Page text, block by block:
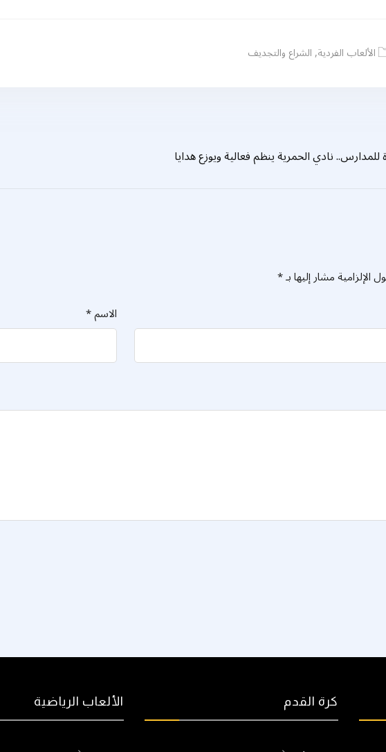
الألعاب الفردية,الشراع والتجديف
للمدارس.. نادي الحمرية ينظم فعالية ويوزع هدايا
الإلزامية مشار إليها بـ*
الاسم*
كرة القدم الألعاب الرياضية